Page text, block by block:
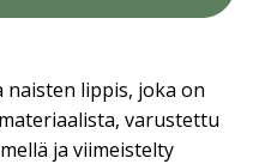
lippis, joka on
varustettu
ja viimeistelty